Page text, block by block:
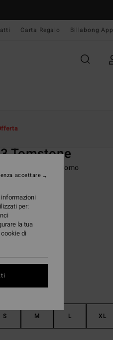
Carta Regalo Billabong App
Tomstone
cerniera Nero Uomo
S M L XL
per:
la tua
di
accettare